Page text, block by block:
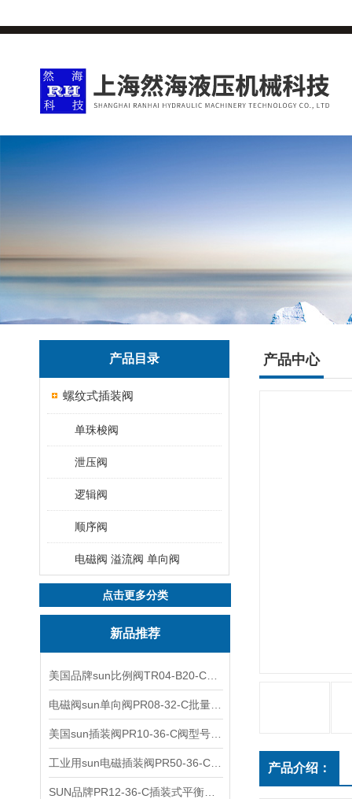
产品目录
螺纹式插装阀
单珠梭阀
泄压阀
逻辑阀
顺序阀
电磁阀 溢流阀 单向阀
点击更多分类
新品推荐
产品中心
产品介绍：